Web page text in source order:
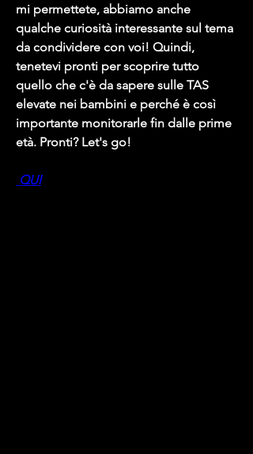
mi permettete, abbiamo anche
qualche curiosità interessante sul tema
da condividere con voi! Quindi,
tenetevi pronti per scoprire tutto
quello che c'è da sapere sulle TAS
elevate nei bambini e perché è così
importante monitorarle fin dalle prime
età. Pronti? Let's go!
QUI